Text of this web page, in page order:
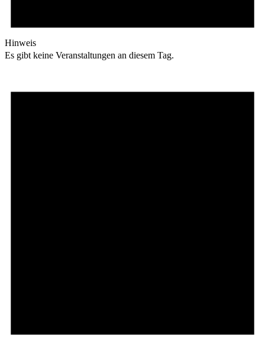
Hinweis
Es gibt keine Veranstaltungen an diesem Tag.